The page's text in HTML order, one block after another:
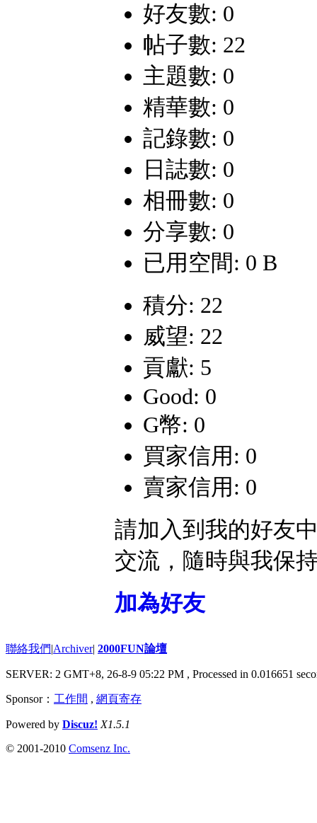
好友數: 0
帖子數: 22
主題數: 0
精華數: 0
記錄數: 0
日誌數: 0
相冊數: 0
分享數: 0
已用空間: 0 B
積分: 22
威望: 22
貢獻: 5
Good: 0
G幣: 0
買家信用: 0
賣家信用: 0
請加入到我的好友
交流，隨時與我保
加為好友
聯絡我們|Archiver| 2000FUN論壇
SERVER: 2 GMT+8, 26-8-9 05:22 PM , Processed in 0.016651
Sponsor： 工作間 , 網頁寄存
Powered by Discuz! X1.5.1
© 2001-2010 Comsenz Inc.